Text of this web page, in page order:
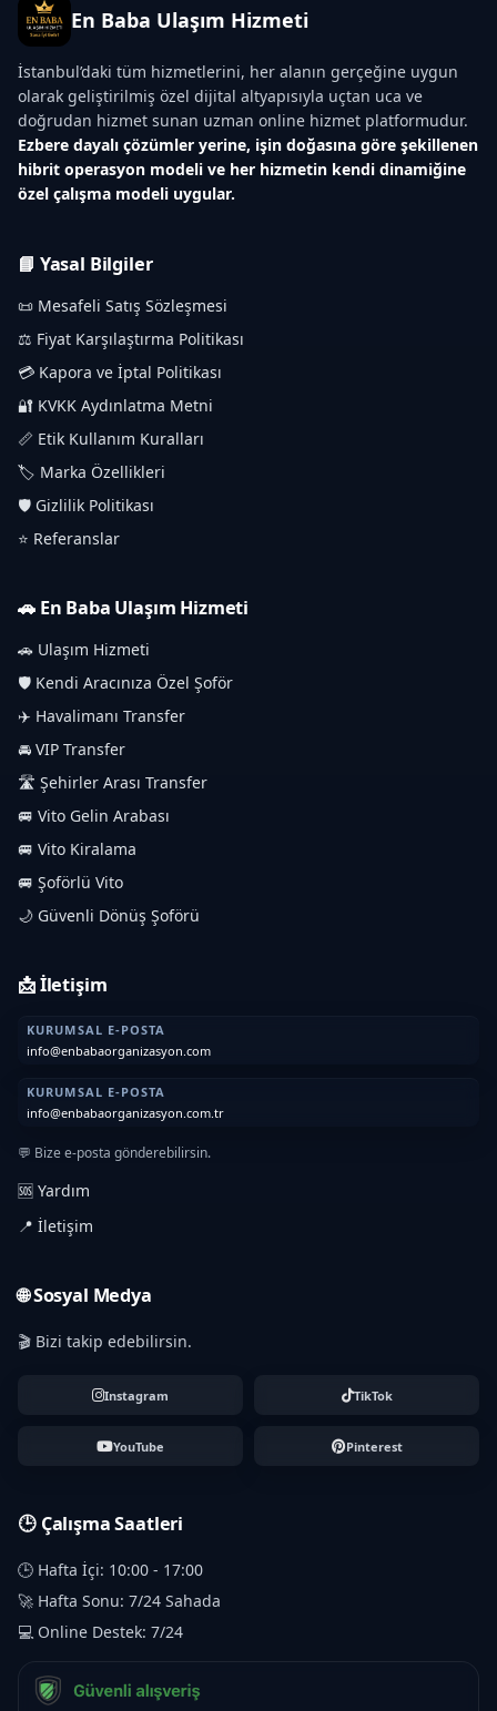
En Baba Ulaşım Hizmeti
İstanbul’daki tüm hizmetlerini, her alanın gerçeğine uygun
olarak geliştirilmiş özel dijital altyapısıyla uçtan uca ve
doğrudan hizmet sunan uzman online hizmet platformudur.
Ezbere dayalı çözümler yerine, işin doğasına göre şekillenen
hibrit operasyon modeli ve her hizmetin kendi dinamiğine
özel çalışma modeli uygular.
📘 Yasal Bilgiler
📜 Mesafeli Satış Sözleşmesi
⚖️ Fiyat Karşılaştırma Politikası
💳 Kapora ve İptal Politikası
🔐 KVKK Aydınlatma Metni
📏 Etik Kullanım Kuralları
🏷️ Marka Özellikleri
🛡️ Gizlilik Politikası
⭐ Referanslar
🚗 En Baba Ulaşım Hizmeti
🚗 Ulaşım Hizmeti
🛡️ Kendi Aracınıza Özel Şoför
✈️ Havalimanı Transfer
🚘 VIP Transfer
🛣️ Şehirler Arası Transfer
🚐 Vito Gelin Arabası
🚐 Vito Kiralama
🚐 Şoförlü Vito
🌙 Güvenli Dönüş Şoförü
📩 İletişim
KURUMSAL E-POSTA
info@enbabaorganizasyon.com
KURUMSAL E-POSTA
info@enbabaorganizasyon.com.tr
💬 Bize e-posta gönderebilirsin.
🆘 Yardım
📍 İletişim
🌐 Sosyal Medya
🎬 Bizi takip edebilirsin.
Instagram TikTok
YouTube Pinterest
🕒 Çalışma Saatleri
🕒 Hafta İçi: 10:00 - 17:00
🚀 Hafta Sonu: 7/24 Sahada
💻 Online Destek: 7/24